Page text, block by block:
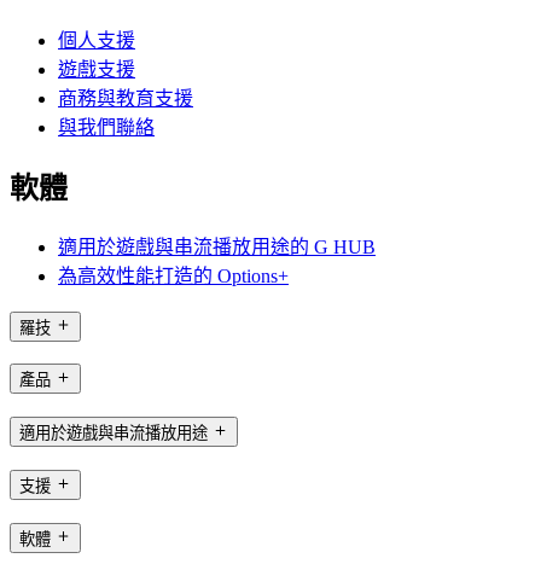
個人支援
遊戲支援
商務與教育支援
與我們聯絡
軟體
適用於遊戲與串流播放用途的 G HUB
為高效性能打造的 Options+
羅技
產品
適用於遊戲與串流播放用途
支援
軟體